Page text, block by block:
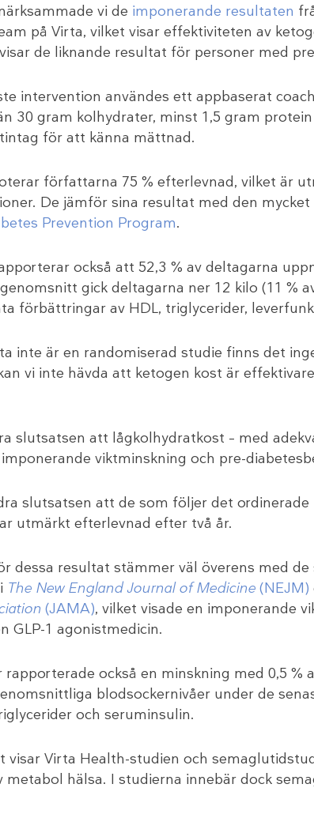
vi de imponerande resultaten
på Virta, vilket visar effektiviteten av
de liknande resultat för personer med
intervention användes ett appbaserat
30 gram kolhydrater, minst 1,5 gram
för att känna mättnad.
författarna 75 % efterlevnad, vilket är
De jämför sina resultat med den
Prevention Program.
också att 52,3 % av deltagarna
gick deltagarna ner 12 kilo (11 %
förbättringar av HDL, triglycerider,
inte är en randomiserad studie finns det
vi inte hävda att ketogen kost är
slutsatsen att lågkolhydratkost – med
viktminskning och pre-
slutsatsen att de som följer det
utmärkt efterlevnad efter två år.
dessa resultat stämmer väl överens med
The New England Journal of Medicine (NEJM)
(JAMA), vilket visade en imponerande
GLP-1 agonistmedicin.
rapporterade också en minskning med 0,5 %
blodsockernivåer under de
och seruminsulin.
visar Virta Health-studien och
hälsa. I studierna innebär dock